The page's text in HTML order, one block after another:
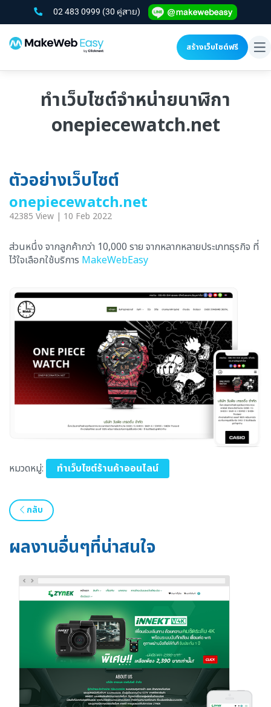
02 483 0999 (30 คู่สาย)
สร้างเว็บไซต์ฟรี
ทำเว็บไซต์จำหน่ายนาฬิกา
onepiecewatch.net
ตัวอย่างเว็บไซต์
onepiecewatch.net
42385 View | 10 Feb 2022
ส่วนหนึ่ง จากลูกค้ากว่า 10,000 ราย จากหลากหลายประเภทธุรกิจ ที่
ไว้ใจเลือกใช้บริการ MakeWebEasy
หมวดหมู่: ทำเว็บไซต์ร้านค้าออนไลน์
กลับ
ผลงานอื่นๆที่น่าสนใจ